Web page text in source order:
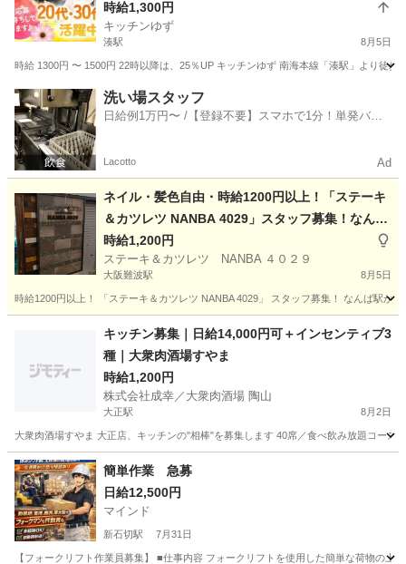
時給1,300円
キッチンゆず
湊駅 8月5日
時給 1300円 〜 1500円 22時以降は、25％UP キッチンゆず 南海本線「湊駅」より
大阪 堺市 湊駅 キッチン
洗い場スタッフ
日給例1万円〜 /【登録不要】スマホで1分！単発バイ
Lacotto Ad
ネイル・髪色自由・時給1200円以上！「ステーキ
＆カツレツ NANBA 4029」スタッフ募集！なんば
駅から徒歩1分！
時給1,200円
ステーキ＆カツレツ NANBA ４０２９
大阪難波駅 8月5日
時給1200円以上！ 「ステーキ＆カツレツ NANBA 4029」 スタッフ募集！ なんば駅
大阪難波駅 飲食 スタッフ
キッチン募集｜日給14,000円可＋インセンティブ3
種｜大衆肉酒場すやま
時給1,200円
株式会社成幸／大衆肉酒場 陶山
大正駅 8月2日
大衆肉酒場すやま 大正店、キッチンの"相棒"を募集します 40席／食べ飲み放題コー
大阪 大阪市 大正駅 キッチン
簡単作業 急募
日給12,500円
マインド
新石切駅 7月31日
【フォークリフト作業員募集】 ■仕事内容 フォークリフトを使用した簡単な荷物の